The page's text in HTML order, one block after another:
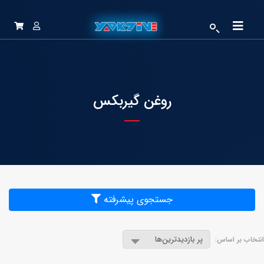
روغن گیربکس
جستجوی پیشرفته
انتخاب بر اساس: